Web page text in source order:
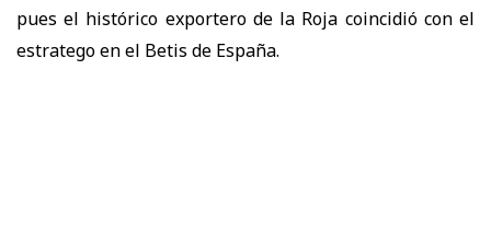
pues el histórico exportero de la Roja coincidió con el
estratego en el Betis de España.